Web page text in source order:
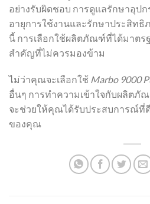
อย่างรับผิดชอบ การดูแลรักษาอุป
อายุการใช้งานและรักษาประสิทธิ
นี้ การเลือกใช้ผลิตภัณฑ์ที่ได้มาตร
สำคัญที่ไม่ควรมองข้าม
ไม่ว่าคุณจะเลือกใช้ Marbo 9000
อื่นๆ การทำความเข้าใจกับผลิตภั
จะช่วยให้คุณได้รับประสบการณ์ที่
ของคุณ